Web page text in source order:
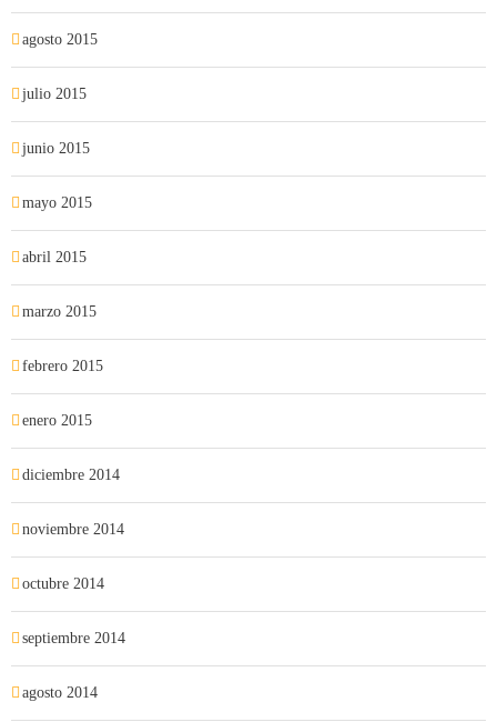
agosto 2015
julio 2015
junio 2015
mayo 2015
abril 2015
marzo 2015
febrero 2015
enero 2015
diciembre 2014
noviembre 2014
octubre 2014
septiembre 2014
agosto 2014